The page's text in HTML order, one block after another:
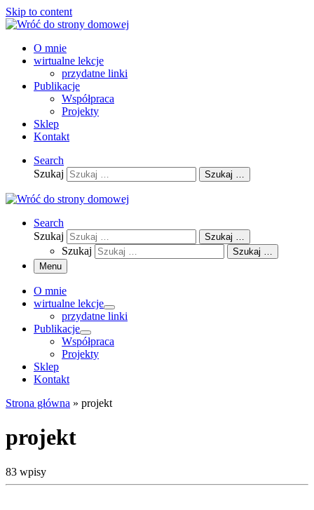
Skip to content
O mnie
wirtualne lekcje
przydatne linki
Publikacje
Współpraca
Projekty
Sklep
Kontakt
Search
Szukaj
Szukaj …
Search
Szukaj
Szukaj …
Szukaj
Szukaj …
Menu
O mnie
wirtualne lekcje
przydatne linki
Publikacje
Współpraca
Projekty
Sklep
Kontakt
Strona główna » projekt
projekt
83 wpisy